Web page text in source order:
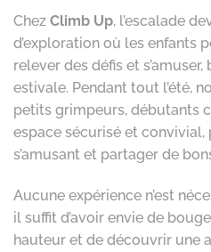
Chez Climb Up, l’escalade
d’exploration où les enfants
relever des défis et
estivale. Pendant tout l’été,
petits grimpeurs, débutants
espace sécurisé et convivial,
s’amusant et partager de
Aucune expérience n’est
il suffit d’avoir envie de
hauteur et de découvrir une